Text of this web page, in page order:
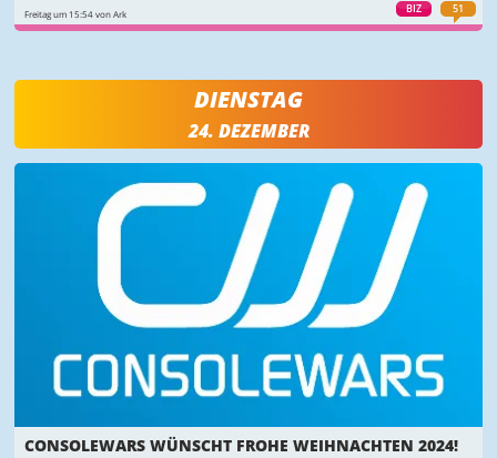
BIZ 51
Freitag um 15:54 von Ark
DIENSTAG
24. DEZEMBER
CONSOLEWARS WÜNSCHT FROHE WEIHNACHTEN 2024!